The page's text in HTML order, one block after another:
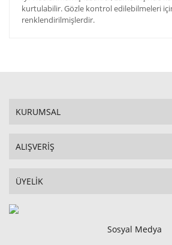
kurtulabilir. Gözle kontrol edilebilmeleri
renklendirilmişlerdir.
KURUMSAL
ALIŞVERİŞ
ÜYELİK
Sosyal Medya